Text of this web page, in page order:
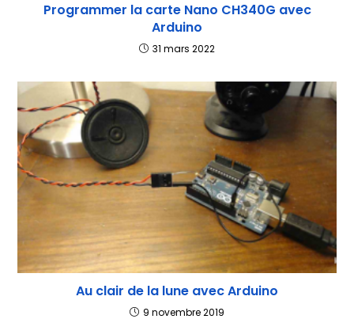
Programmer la carte Nano CH340G avec
Arduino
31 mars 2022
Au clair de la lune avec Arduino
9 novembre 2019